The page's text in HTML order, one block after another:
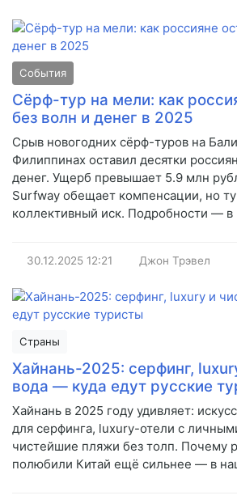
События
Сёрф-тур на мели: как
без волн и денег в 2025
Срыв новогодних сёрф-туров на
Филиппинах оставил десятки
денег. Ущерб превышает 5.9 млн
Surfway обещает компенсации, но
коллективный иск. Подробности —
30.12.2025 12:21 Джон Трэвел
Страны
Хайнань-2025: серфинг,
вода — куда едут русские
Хайнань в 2025 году удивляет:
для серфинга, luxury-отели с
чистейшие пляжи без толп. Почему
полюбили Китай ещё сильнее — в